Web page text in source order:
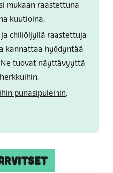
mukaan raastettuna
kuutioina.
chiliöljyllä raastettuja
kannattaa hyödyntää
Ne tuovat näyttävyyttä
punasipuleihin.